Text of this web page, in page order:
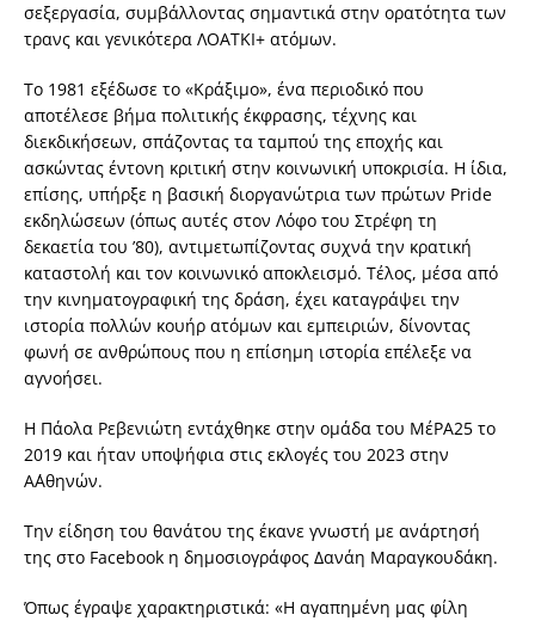
σεξεργασία, συμβάλλοντας σημαντικά στην ορατότητα των
τρανς και γενικότερα ΛΟΑΤΚΙ+ ατόμων.
Το 1981 εξέδωσε το «Κράξιμο», ένα περιοδικό που
αποτέλεσε βήμα πολιτικής έκφρασης, τέχνης και
διεκδικήσεων, σπάζοντας τα ταμπού της εποχής και
ασκώντας έντονη κριτική στην κοινωνική υποκρισία. Η ίδια,
επίσης, υπήρξε η βασική διοργανώτρια των πρώτων Pride
εκδηλώσεων (όπως αυτές στον Λόφο του Στρέφη τη
δεκαετία του ’80), αντιμετωπίζοντας συχνά την κρατική
καταστολή και τον κοινωνικό αποκλεισμό. Τέλος, μέσα από
την κινηματογραφική της δράση, έχει καταγράψει την
ιστορία πολλών κουήρ ατόμων και εμπειριών, δίνοντας
φωνή σε ανθρώπους που η επίσημη ιστορία επέλεξε να
αγνοήσει.
Η Πάολα Ρεβενιώτη εντάχθηκε στην ομάδα του ΜέΡΑ25 το
2019 και ήταν υποψήφια στις εκλογές του 2023 στην
Α΄Αθηνών.
Την είδηση του θανάτου της έκανε γνωστή με ανάρτησή
της στο Facebook η δημοσιογράφος Δανάη Μαραγκουδάκη.
Όπως έγραψε χαρακτηριστικά: «Η αγαπημένη μας φίλη